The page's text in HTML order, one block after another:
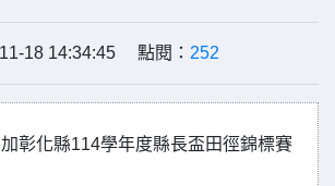
18 14:34:45 點閱： 252
彰化縣114學年度縣長盃田徑錦標賽